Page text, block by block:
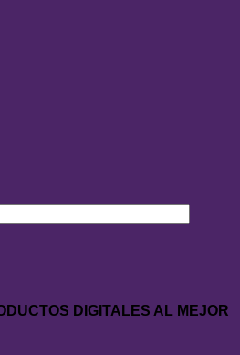
DIGITALES AL MEJOR